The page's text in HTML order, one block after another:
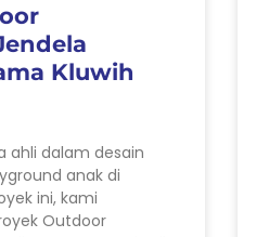
Kluwih
ahli dalam desain
anak di
ini, kami
Outdoor